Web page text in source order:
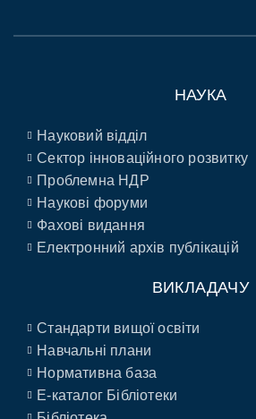
НАУКА
Науковий відділ
Сектор інноваційного розвитку
Проблемна НДР
Наукові форуми
Фахові видання
Електронний архів публікацій
ВИКЛАДАЧУ
Стандарти вищої освіти
Навчальні плани
Нормативна база
E-каталог Бібліотеки